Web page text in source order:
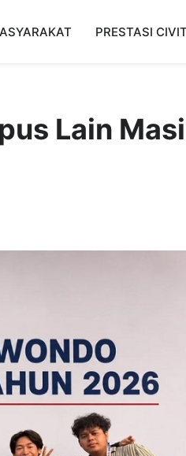
PRESTASI
Lain